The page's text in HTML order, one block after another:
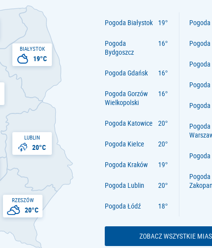
BIAŁYSTOK
19°C
LUBLIN
20°C
RZESZÓW
20°C
Pogoda Białystok
Pogoda
Bydgoszcz
Pogoda Gdańsk
Pogoda Gorzów
Wielkopolski
Pogoda Katowice
Pogoda Kielce
Pogoda Kraków
Pogoda Lublin
Pogoda Łódź
Pogoda
Pogoda
Pogoda
ZOBACZ WSZYSTKIE